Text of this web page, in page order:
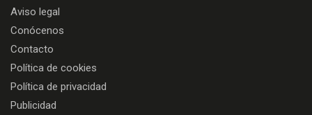
Aviso legal
Conócenos
Contacto
Política de cookies
Política de privacidad
Publicidad